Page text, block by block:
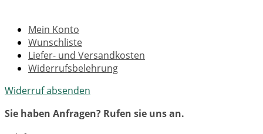
Mein Konto
Wunschliste
Liefer- und Versandkosten
Widerrufsbelehrung
Widerruf absenden
Sie haben Anfragen? Rufen sie uns an.